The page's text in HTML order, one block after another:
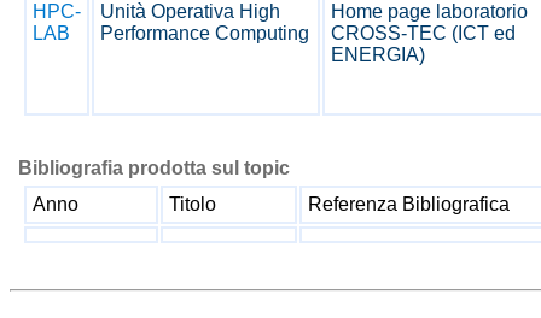
HPC-
LAB
Unità Operativa High
Performance Computing
Home page laboratorio
CROSS-TEC (ICT ed
ENERGIA)
Bibliografia prodotta sul topic
Anno
Titolo Referenza Bibliografica